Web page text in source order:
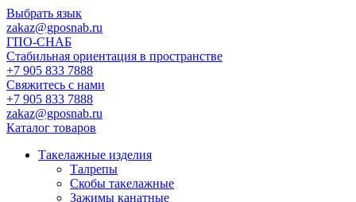
Выбрать язык
zakaz@gposnab.ru
ГПО-СНАБ
Стабильная ориентация в пространстве
+7 905 833 7888
Свяжитесь с нами
+7 905 833 7888
zakaz@gposnab.ru
Каталог товаров
Такелажные изделия
Талрепы
Скобы такелажные
Зажимы канатные